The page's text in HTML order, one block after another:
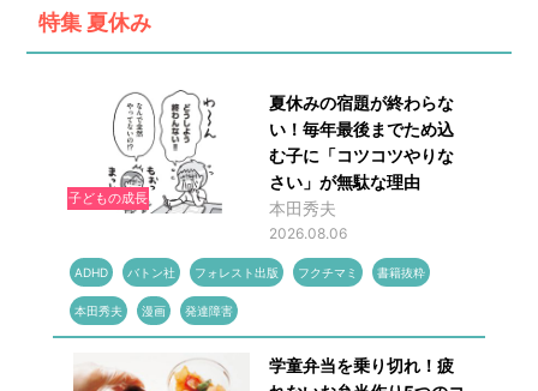
特集 夏休み
子どもの成長
夏休みの宿題が終わらな
い！毎年最後までため込
む子に「コツコツやりな
さい」が無駄な理由
本田秀夫
2026.08.06
ADHD バトン社 フォレスト出版 フクチマミ 書籍抜粋
本田秀夫 漫画 発達障害
学童弁当を乗り切れ！疲